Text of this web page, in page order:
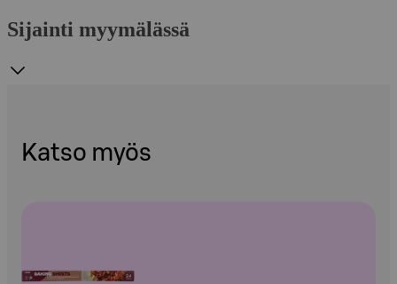
Sijainti myymälässä
Katso myös